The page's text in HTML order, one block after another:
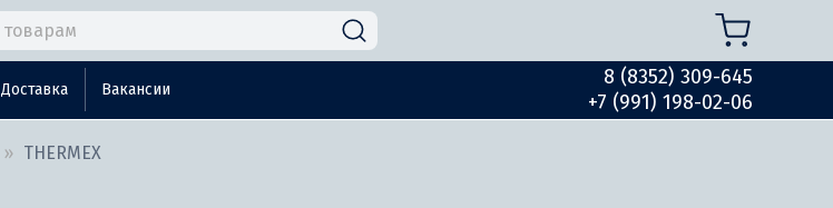
Доставка Вакансии
8 (8352) 309-645
+7 (991) 198-02-06
THERMEX